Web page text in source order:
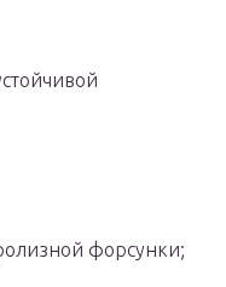
форсунки;